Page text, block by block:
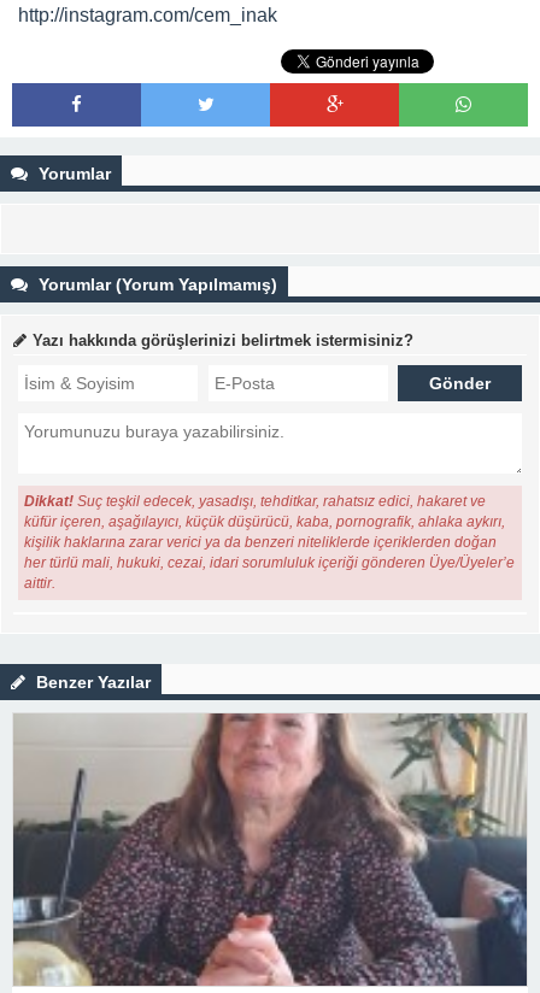
http://instagram.com/cem_inak
Yorumlar
Yorumlar (Yorum Yapılmamış)
Yazı hakkında görüşlerinizi belirtmek istermisiniz?
Dikkat! Suç teşkil edecek, yasadışı, tehditkar, rahatsız edici, hakaret ve
küfür içeren, aşağılayıcı, küçük düşürücü, kaba, pornografik, ahlaka aykırı,
kişilik haklarına zarar verici ya da benzeri niteliklerde içeriklerden doğan
her türlü mali, hukuki, cezai, idari sorumluluk içeriği gönderen Üye/Üyeler’e
aittir.
Benzer Yazılar